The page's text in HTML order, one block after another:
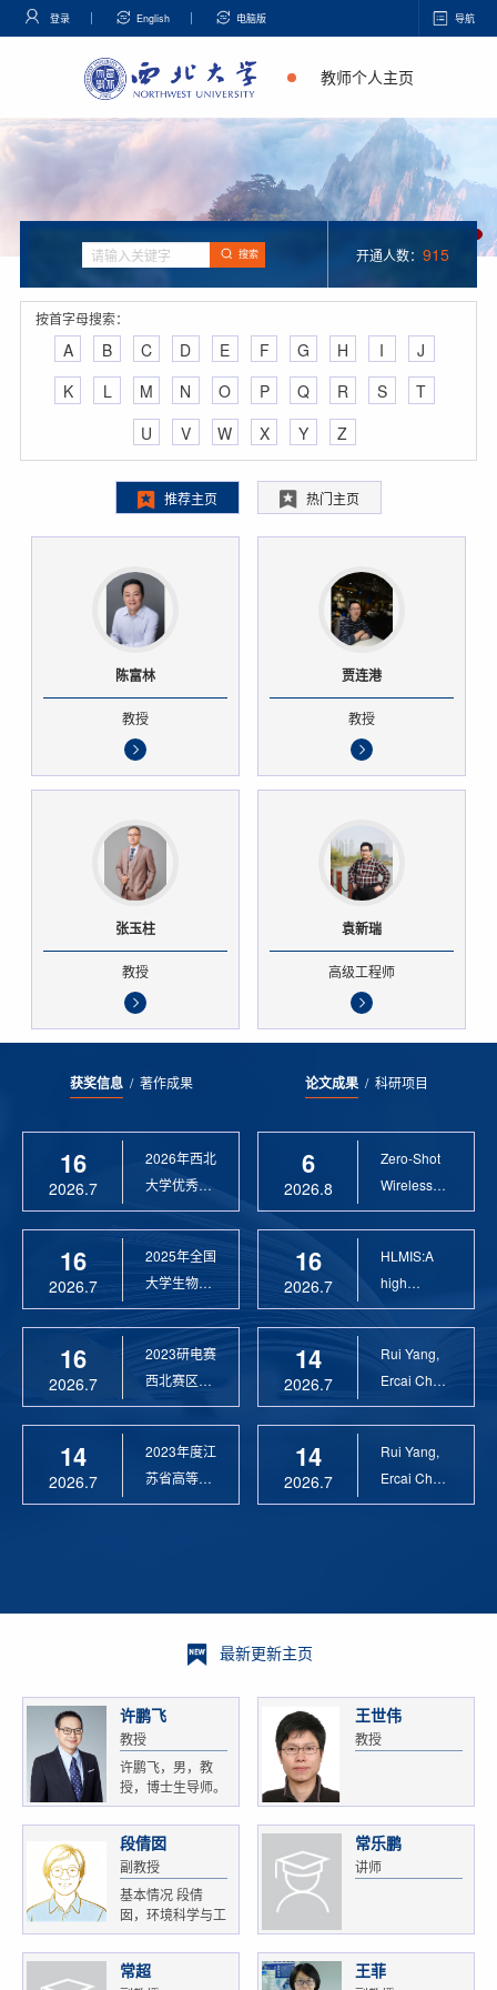
登录 English 电脑版 导航
教师个人主页
搜索 开通人数： 915
按首字母搜索：
A B C D E F G H I
J
K
L M N O P Q R S
T
U
V W X Y Z
推荐主页 热门主页
陈富林
教授
贾连港
教授
张玉柱
教授
袁新瑞
高级工程师
获奖信息/ 著作成果
16
2026.7
2026年西北
大学优秀硕
士论文指导
16
2026.7
2025年全国
大学生物联
网设计竞赛
16
2026.7
2023研电赛
西北赛区优
秀指导教师
14
2026.7
2023年度江
苏省高等学
校科学技术
论文成果/ 科研项目
6
2026.8
Zero-Shot
Wireless
Sensor
16
2026.7
HLMIS:A
high
Resolution
14
2026.7
Rui Yang,
Ercai Chen
and
14
2026.7
Rui Yang,
Ercai Chen
and
最新更新主页
许鹏飞
教授
许鹏飞，男，教
授，博士生导师。
获...
王世伟
教授
段倩囡
副教授
基本情况 段倩
囡，环境科学与工
程...
常乐鹏
讲师
常超 王菲